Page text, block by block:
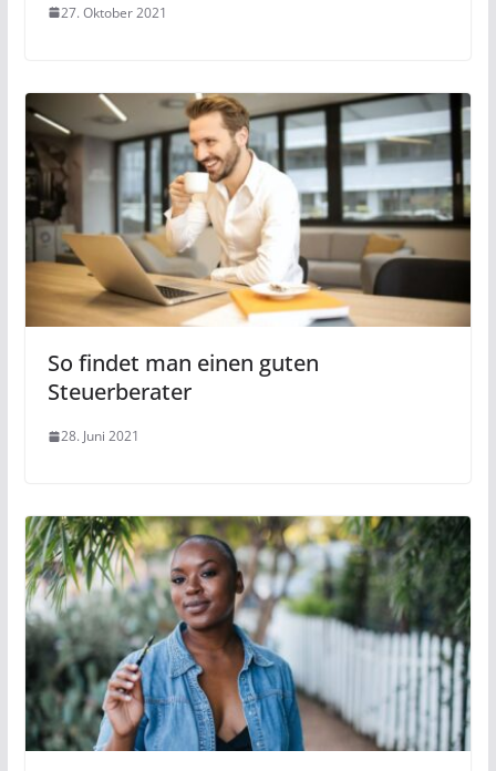
27. Oktober 2021
So findet man einen guten
Steuerberater
28. Juni 2021